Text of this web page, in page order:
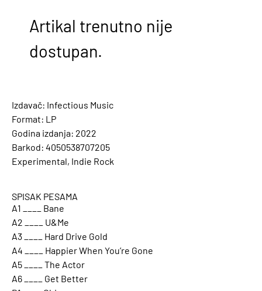
Artikal trenutno nije
dostupan.
Izdavač: Infectious Music
Format: LP
Godina izdanja: 2022
Barkod: 4050538707205
Experimental, Indie Rock
SPISAK PESAMA
A1 ____ Bane
A2 ____ U&Me
A3 ____ Hard Drive Gold
A4 ____ Happier When You’re Gone
A5 ____ The Actor
A6 ____ Get Better